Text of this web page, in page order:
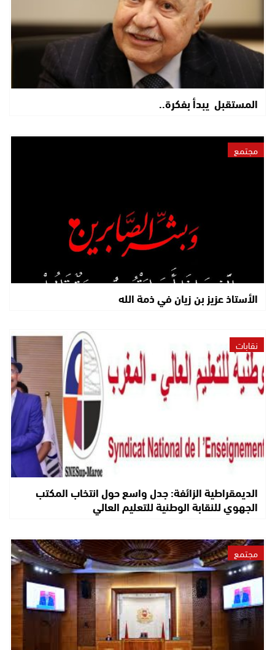
المستقبل يبدأ بفكرة..
مجتمع
الأستاذ عزيز بن زيان في ذمة الله
نقابات
الديمقراطية الزائفة: جدل واسع حول انتخاب المكتب
الجهوي للنقابة الوطنية للتعليم العالي
مجتمع